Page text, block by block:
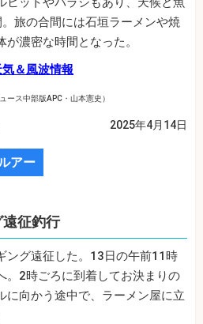
旅の合間には石垣ラーメンや焼
濃密な時間となった。
＆風波情報
ース中部版APC・山本憲史）
2025年4月14日
アー
征釣行
ング遠征した。13日の午前11時
。2時ごろに到着してお決まりの
に向かう途中で、ラーメン屋に立